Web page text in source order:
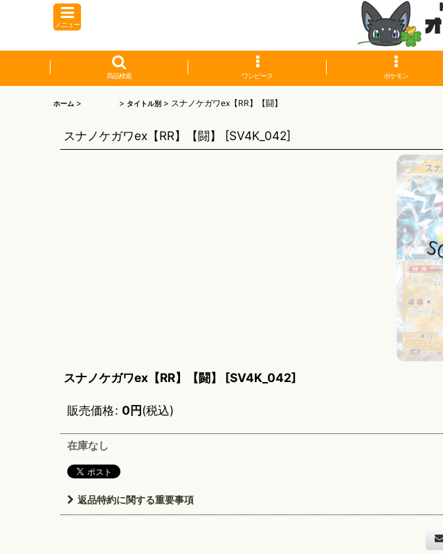
メニュー
商品検索 ワンピース ポケモン
ホーム > > タイトル別 > スナノケガワex【RR】【闘】
スナノケガワex【RR】【闘】 [SV4K_042]
スナノケガワex【RR】【闘】 [SV4K_042]
販売価格: 0円(税込)
在庫なし
返品特約に関する重要事項